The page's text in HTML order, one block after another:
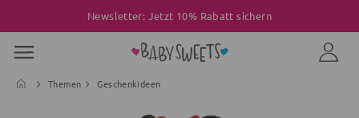
Newsletter: Jetzt 10% Rabatt sichern
Themen Geschenkideen